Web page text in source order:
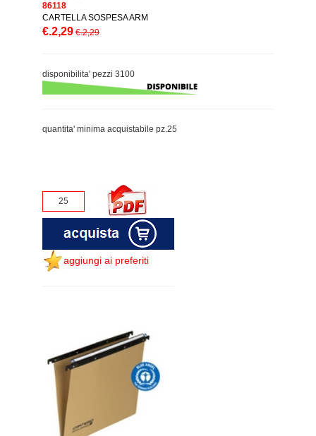
86118
CARTELLA SOSPESA ARM
€.2,29 €.2,29
disponibilita' pezzi 3100
quantita' minima acquistabile pz.25
aggiungi ai preferiti